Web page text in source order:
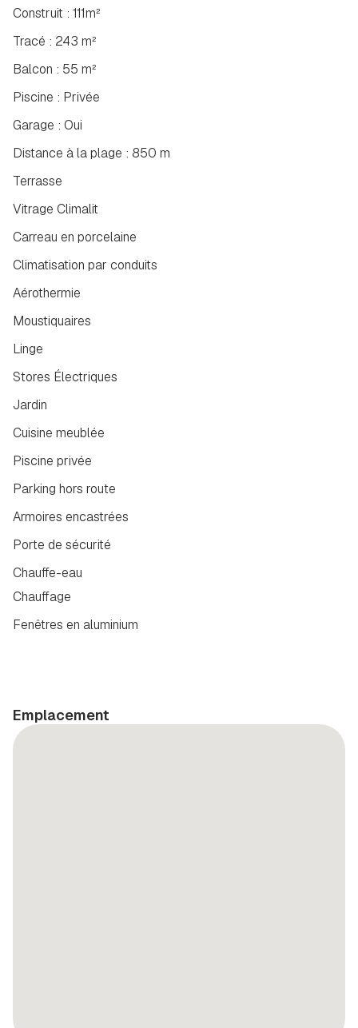
Fenêtres en aluminium
Construit : 111m²
Tracé : 243 m²
Balcon : 55 m²
Piscine : Privée
Garage : Oui
Distance à la plage : 850 m
Terrasse
Vitrage Climalit
Carreau en porcelaine
Climatisation par conduits
Aérothermie
Moustiquaires
Linge
Stores Électriques
Jardin
Cuisine meublée
Piscine privée
Parking hors route
Armoires encastrées
Porte de sécurité
Chauffe-eau
Chauffage
Emplacement